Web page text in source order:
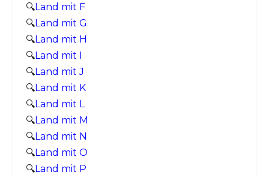
🔍Land mit F
🔍Land mit G
🔍Land mit H
🔍Land mit I
🔍Land mit J
🔍Land mit K
🔍Land mit L
🔍Land mit M
🔍Land mit N
🔍Land mit O
🔍Land mit P